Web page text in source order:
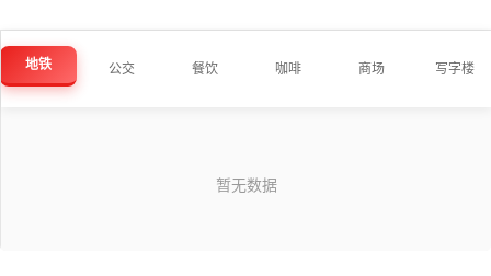
地铁 公交 餐饮 咖啡 商场 写字楼